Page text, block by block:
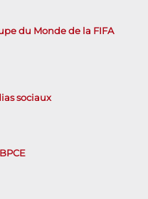
du Monde de la FIFA
sociaux